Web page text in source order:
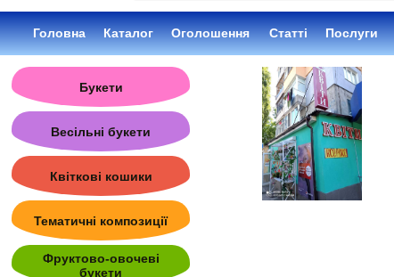
Головна Каталог Безкоштовні Статті Послуги
Букети
Весільні букети
Квіткові кошики
Тематичні композиції
Фруктово-овочеві
букети